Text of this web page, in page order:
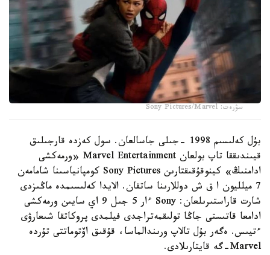
سۋرەت: Sony Pictures/Marvel
بۇل كەلىسىم 1998 -جىلى جاسالعان. سول كەزدە قارجىلىق
قيىندىققا تاپ بولعان Marvel Entertainment «ورمەكشى
ادامنىڭ» كينوقۇقىقتارىن Sony Pictures كومپانياسىنا شامامەن
7 ميلليون ا ق ش دوللارىنا ساتقان. الايدا كەلىسىمدە ماڭىزدى
شارت قاراستىرىلعان: Sony ءار 5 جىل 9 اي سايىن ورمەكشى
ادامعا قاتىستى جاڭا تولىقمەتراجدى فيلمدى پروكاتقا شىعارۋى
ءتيىس. ەگەر بۇل تالاپ ورىندالماسا، قۇقىق اۆتوماتتى تۇردە
Marvel-گە قايتارىلادى.